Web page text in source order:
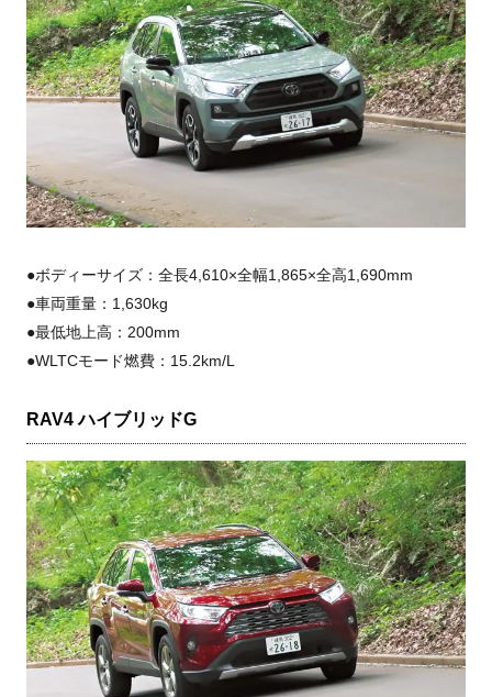
●ボディーサイズ：全長4,610×全幅1,865×全高1,690mm
●車両重量：1,630kg
●最低地上高：200mm
●WLTCモード燃費：15.2km/L
RAV4 ハイブリッドG